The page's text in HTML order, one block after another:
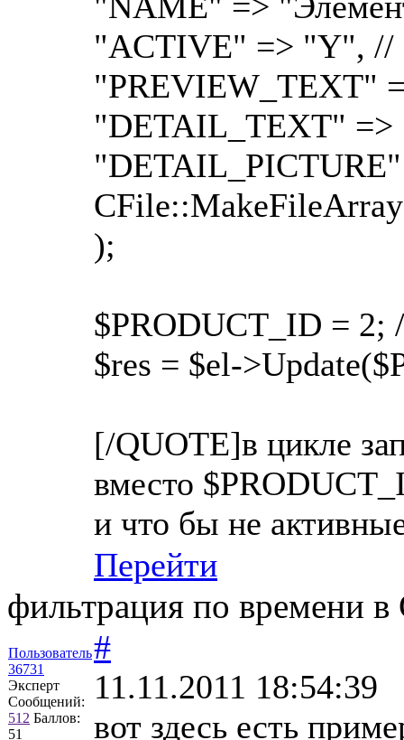
"ACTIVE" => "Y", //
"PREVIEW_TEXT"
"DETAIL_TEXT" =>
);
$PRODUCT_ID = 2;
$res = $el-
[/QUOTE]в цикле
вместо
и что бы не
Перейти
фильтрация по времени
Пользователь
36731
Эксперт
Сообщений:
512 Баллов:
51
#
11.11.2011 18:54:39
вот здесь есть